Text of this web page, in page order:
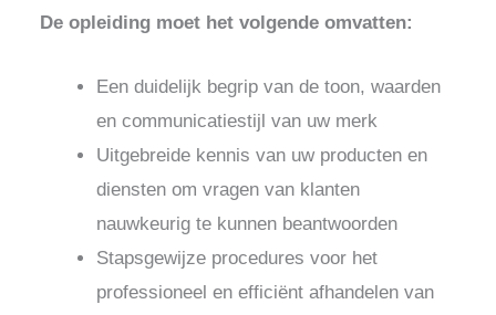
De opleiding moet het volgende omvatten:
Een duidelijk begrip van de toon, waarden
en communicatiestijl van uw merk
Uitgebreide kennis van uw producten en
diensten om vragen van klanten
nauwkeurig te kunnen beantwoorden
Stapsgewijze procedures voor het
professioneel en efficiënt afhandelen van